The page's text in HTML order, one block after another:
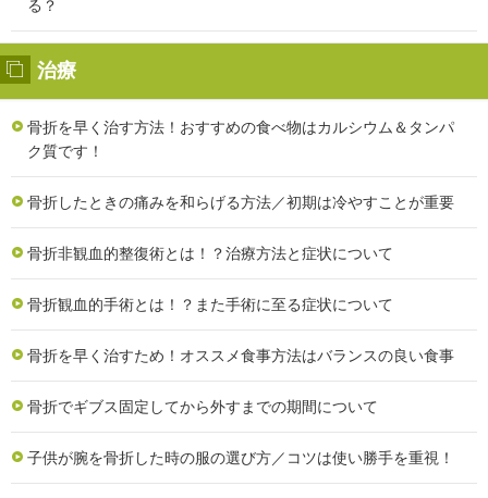
る？
治療
骨折を早く治す方法！おすすめの食べ物はカルシウム＆タンパ
ク質です！
骨折したときの痛みを和らげる方法／初期は冷やすことが重要
骨折非観血的整復術とは！？治療方法と症状について
骨折観血的手術とは！？また手術に至る症状について
骨折を早く治すため！オススメ食事方法はバランスの良い食事
骨折でギブス固定してから外すまでの期間について
子供が腕を骨折した時の服の選び方／コツは使い勝手を重視！